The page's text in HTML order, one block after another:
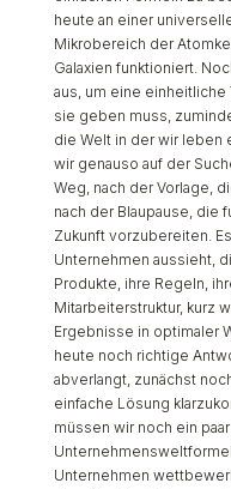
heute an einer
Mikrobereich der
Galaxien funktioniert.
aus, um eine
sie geben muss,
die Welt in der wir
wir genauso auf der
Weg, nach der Vorlage,
nach der Blaupause, die
Zukunft vorzubereiten.
Unternehmen aussieht,
Produkte, ihre Regeln,
Mitarbeiterstruktur, kurz
Ergebnisse in optimaler
heute noch richtige
abverlangt, zunächst
einfache Lösung
müssen wir noch ein
Unternehmen